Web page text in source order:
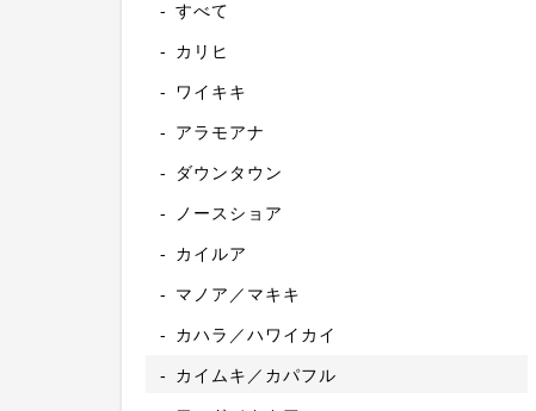
すべて
カリヒ
ワイキキ
アラモアナ
ダウンタウン
ノースショア
カイルア
マノア／マキキ
カハラ／ハワイカイ
カイムキ／カパフル